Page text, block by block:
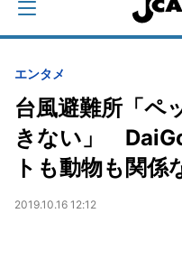
エンタメ
台風避難所「ペ
きない」
トも動物も関係
2019.10.16 12:12